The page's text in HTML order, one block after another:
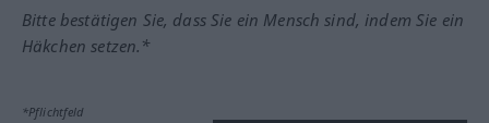
Bitte bestätigen Sie, dass Sie ein Mensch sind, indem Sie ein
Häkchen setzen.*
*Pflichtfeld